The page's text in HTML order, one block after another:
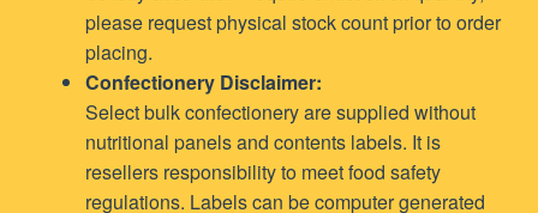
please request physical stock count prior to order
placing.
Confectionery Disclaimer:
Select bulk confectionery are supplied without
nutritional panels and contents labels. It is
resellers responsibility to meet food safety
regulations. Labels can be computer generated